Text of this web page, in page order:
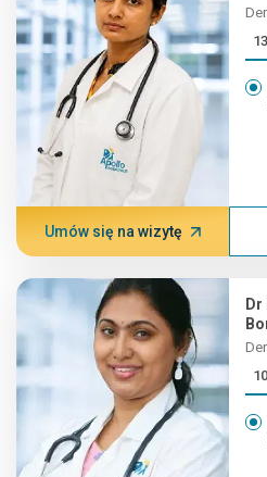
Umów się na wizytę